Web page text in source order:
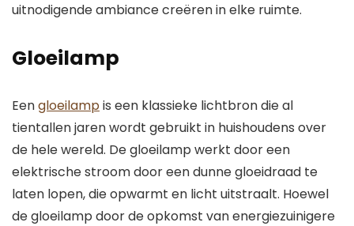
uitnodigende ambiance creëren in elke ruimte.
Gloeilamp
Eengloeilampis een klassieke lichtbron die al
tientallen jaren wordt gebruikt in huishoudens over
de hele wereld. De gloeilamp werkt door een
elektrische stroom door een dunne gloeidraad te
laten lopen, die opwarmt en licht uitstraalt. Hoewel
de gloeilamp door de opkomst van energiezuinigere